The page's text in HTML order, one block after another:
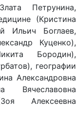
Петрунина,
(Кристина
Ильич Боглаев,
Куценко),
Бородин),
географии
Александровна
Вячеславовна
Алексеевна